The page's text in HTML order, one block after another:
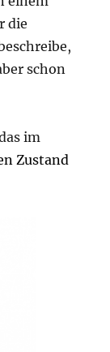
die
schon
im
Zustand